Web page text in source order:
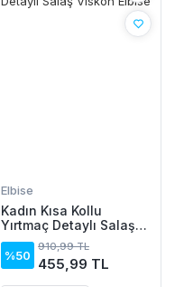
Elbise
Kadın Kısa Kollu
Yırtmaç Detaylı Salaş
Viskon Elbise
%50
910,99 TL
455,99 TL